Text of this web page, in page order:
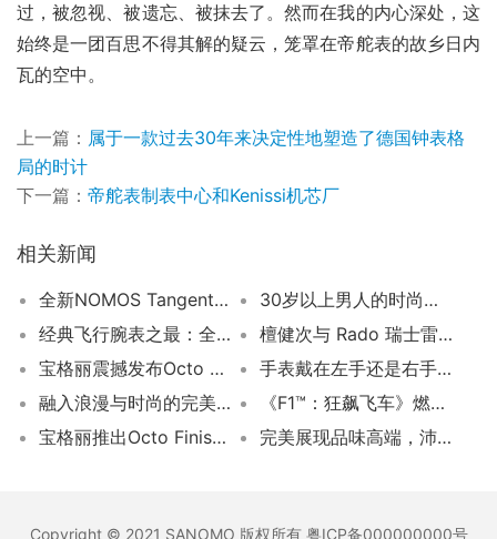
过，被忽视、被遗忘、被抹去了。然而在我的内心深处，这
始终是一团百思不得其解的疑云，笼罩在帝舵表的故乡日内
瓦的空中。
上一篇： 属于一款过去30年来决定性地塑造了德国钟表格
局的时计
下一篇： 帝舵表制表中心和Kenissi机芯厂
相关新闻
全新NOMOS Tangente Update腕表荣获绿色设计奖
30岁以上男人的时尚选择，不可错过的五大手表品牌！
经典飞行腕表之最：全新IWC万国表复古飞行员腕表震撼来袭！
檀健次与 Rado 瑞士雷达表 True Square 真我系列 “黑方” 腕表：共鉴绅士品格
宝格丽震撼发布Octo Finissimo 万年历腕表新视频！
手表戴在左手还是右手？这个小细节让男人立刻提升颜值！
融入浪漫与时尚的完美结合！欧米茄碟飞系列Mini名典腕表引爆潮流
《F1™：狂飙飞车》燃爆全国，IWC 万国表携手 APXGP 车队闪耀登场
宝格丽推出Octo Finissimo Tattoo Acqua Limited Edition纹身主题超薄腕表：海浪图腾
完美展现品味高端，沛纳海碳纤维腕表风采溢彩
Copyright © 2021 SANOMO 版权所有 粤ICP备000000000号